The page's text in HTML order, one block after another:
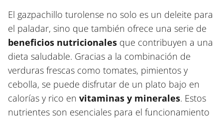
El gazpachillo turolense no solo es un deleite para
el paladar, sino que también ofrece una serie de
beneficios nutricionales que contribuyen a una
dieta saludable. Gracias a la combinación de
verduras frescas como tomates, pimientos y
cebolla, se puede disfrutar de un plato bajo en
calorías y rico en vitaminas y minerales. Estos
nutrientes son esenciales para el funcionamiento